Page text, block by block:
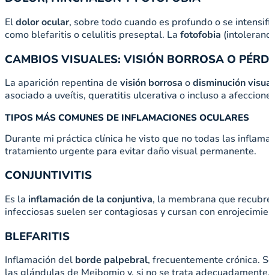
Eldolor ocular, sobre todo cuando es profundo o se
como blefaritis o celulitis preseptal. La fotofobia
CAMBIOS VISUALES: VISIÓN BORROSA O
La aparición repentina de visión borrosa odisminución
asociado a uveítis, queratitis ulcerativa o incluso a
TIPOS MÁS COMUNES DE INFLAMACIONES OCULARES
Durante mi práctica clínica he visto que no todas las
tratamiento urgente para evitar daño visual permanente.
CONJUNTIVITIS
Es la inflamación de la conjuntiva, la membrana que
infecciosas suelen ser contagiosas y cursan con
BLEFARITIS
Inflamación del borde palpebral, frecuentemente crónica.